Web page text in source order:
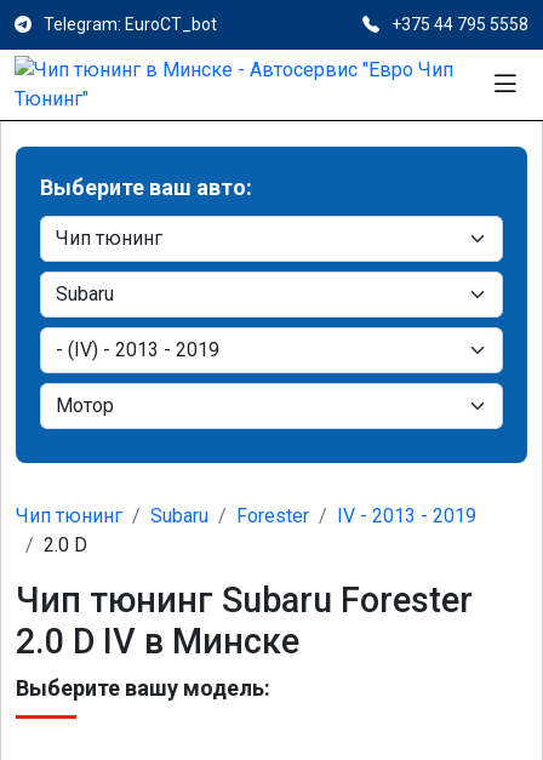
Telegram: EuroCT_bot +375 44 795 5558
Выберите ваш авто:
Чип тюнинг Subaru Forester
IV - 2013 - 2019
2.0 D
Чип тюнинг Subaru Forester
2.0 D IV в Минске
Выберите вашу модель: